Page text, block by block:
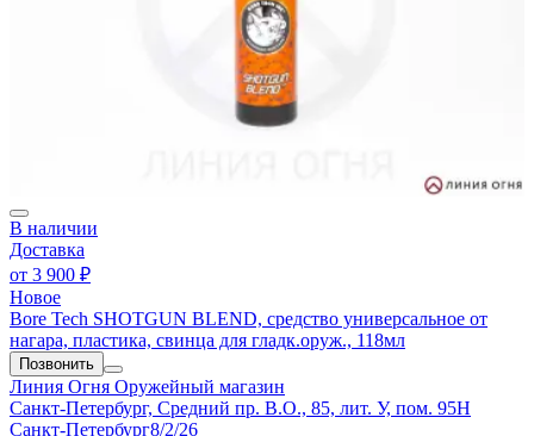
В наличии
Доставка
от 3 900 ₽
Новое
Bore Tech SHOTGUN BLEND, средство универсальное от
нагара, пластика, свинца для гладк.оруж., 118мл
Позвонить
Линия Огня Оружейный магазин
Санкт-Петербург, Средний пр. В.О., 85, лит. У, пом. 95Н
Санкт-Петербург8/2/26